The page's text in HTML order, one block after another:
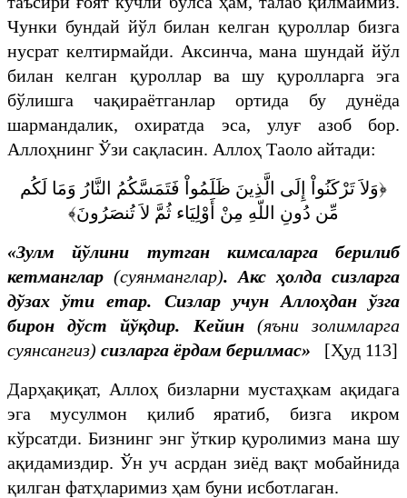
Чунки бундай йўл билан келган қуроллар бизга
нусрат келтирмайди. Аксинча, мана шундай йўл
билан келган қуроллар ва шу қуролларга эга
бўлишга чақираётганлар ортида бу дунёда
шармандалик, охиратда эса, улуғ азоб бор.
Аллоҳнинг Ўзи сақласин. Аллоҳ Таоло айтади:
﴿وَلاَ تَرْكَنُواْ إِلَى الَّذِينَ ظَلَمُواْ فَتَمَسَّكُمُ النَّارُ وَمَا لَكُم
مِّن دُونِ اللّهِ مِنْ أَوْلِيَاء ثُمَّ لاَ تُنصَرُونَ﴾
«Зулм йўлини тутган кимсаларга берилиб
кетманглар (суянманглар). Акс ҳолда сизларга
дўзах ўти етар. Сизлар учун Аллоҳдан ўзга
бирон дўст йўқдир. Кейин (яъни золимларга
суянсангиз) сизларга ёрдам берилмас» [Ҳуд 113]
Дарҳақиқат, Аллоҳ бизларни мустаҳкам ақидага
эга мусулмон қилиб яратиб, бизга икром
кўрсатди. Бизнинг энг ўткир қуролимиз мана шу
ақидамиздир. Ўн уч асрдан зиёд вақт мобайнида
қилган фатҳларимиз ҳам буни исботлаган.